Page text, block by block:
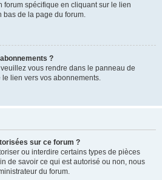
forum spécifique en cliquant sur le lien
bas de la page du forum.
?
vous rendre dans le panneau de
le lien vers vos abonnements.
sur ce forum ?
ou interdire certains types de pièces
de savoir ce qui est autorisé ou non, nous
du forum.